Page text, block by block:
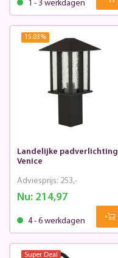
1 - 3 werkdagen
15.03%
Landelijke padverlichting
Venice
Nu:214,97
Adviesprijs: 253,-
4 - 6 werkdagen
Super Deal